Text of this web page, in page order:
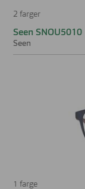
2 farger
Seen SNOU5010
Seen
1 farge